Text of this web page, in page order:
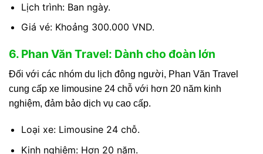
Lịch trình: Ban ngày.
Giá vé: Khoảng 300.000 VND.
6. Phan Văn Travel: Dành cho đoàn lớn
Đối với các nhóm du lịch đông người, Phan Văn Travel
cung cấp xe limousine 24 chỗ với hơn 20 năm kinh
nghiệm, đảm bảo dịch vụ cao cấp.
Loại xe: Limousine 24 chỗ.
Kinh nghiệm: Hơn 20 năm.